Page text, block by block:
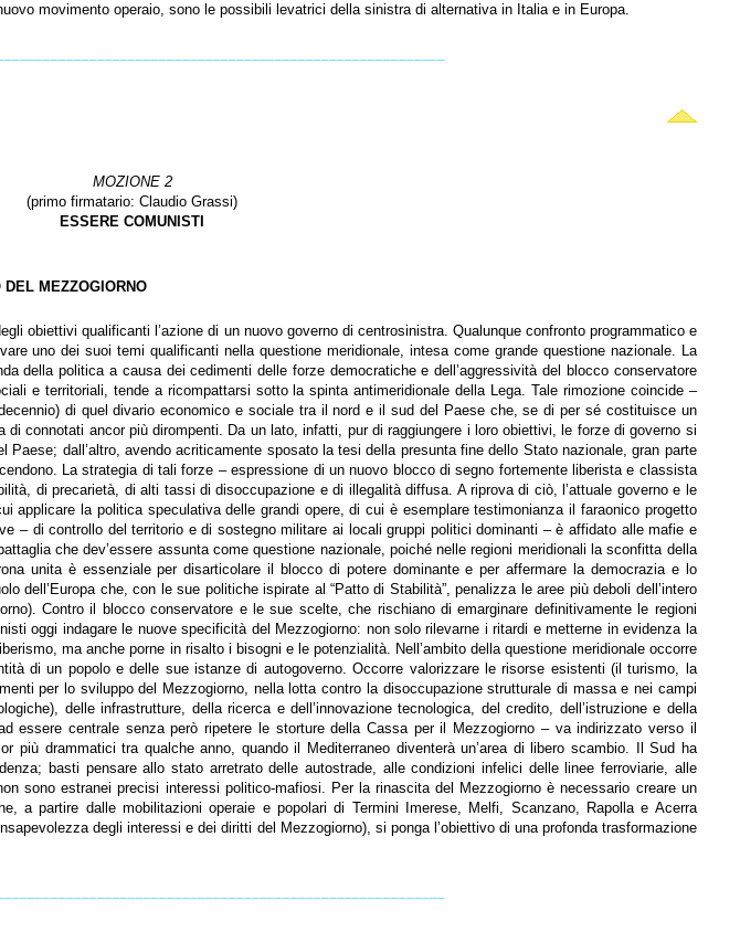
movimento operaio, sono le possibili levatrici della sinistra di alternativa in Italia e in Europa.
MOZIONE 2
(primo firmatario: ClaudioGrassi)
ESSERE COMUNISTI
MEZZOGIORNO
obiettivi qualificanti l’azione di un nuovo governo di centrosinistra. Qualunque confronto programmatico e
uno dei suoi temi qualificanti nella questione meridionale, intesa come grande questione nazionale. La
della politica a causa dei cedimenti delle forze democratiche e dell’aggressività del blocco conservatore
e territoriali, tende a ricompattarsi sotto la spinta antimeridionale della Lega. Tale rimozione coincide –
di quel divario economico e sociale tra il nord e il sud del Paese che, se di per sé costituisce un
connotati ancor più dirompenti. Da un lato, infatti, pur di raggiungere i loro obiettivi, le forze di governo si
dall’altro, avendo acriticamente sposato la tesi della presunta fine dello Stato nazionale, gran parte
La strategia di tali forze – espressione di un nuovo blocco di segno fortemente liberista e classista
di precarietà, di alti tassi di disoccupazione e di illegalità diffusa. A riprova di ciò, l’attuale governo e le
applicare la politica speculativa delle grandi opere, di cui è esemplare testimonianza il faraonico progetto
– di controllo del territorio e di sostegno militare ai locali gruppi politici dominanti – è affidato alle mafie e
che dev’essere assunta come questione nazionale, poiché nelle regioni meridionali la sconfitta della
unita è essenziale per disarticolare il blocco di potere dominante e per affermare la democrazia e lo
dell’Europa che, con le sue politiche ispirate al “Patto di Stabilità”, penalizza le aree più deboli dell’intero
Contro il blocco conservatore e le sue scelte, che rischiano di emarginare definitivamente le regioni
oggi indagare le nuove specificità del Mezzogiorno: non solo rilevarne i ritardi e metterne in evidenza la
ma anche porne in risalto i bisogni e le potenzialità. Nell’ambito della questione meridionale occorre
di un popolo e delle sue istanze di autogoverno. Occorre valorizzare le risorse esistenti (il turismo, la
per lo sviluppo del Mezzogiorno, nella lotta contro la disoccupazione strutturale di massa e nei campi
delle infrastrutture, della ricerca e dell’innovazione tecnologica, del credito, dell’istruzione e della
essere centrale senza però ripetere le storture della Cassa per il Mezzogiorno – va indirizzato verso il
più drammatici tra qualche anno, quando il Mediterraneo diventerà un’area di libero scambio. Il Sud ha
basti pensare allo stato arretrato delle autostrade, alle condizioni infelici delle linee ferroviarie, alle
sono estranei precisi interessi politico-mafiosi. Per la rinascita del Mezzogiorno è necessario creare un
a partire dalle mobilitazioni operaie e popolari di Termini Imerese, Melfi, Scanzano, Rapolla e Acerra
degli interessi e dei diritti del Mezzogiorno), si ponga l’obiettivo di una profonda trasformazione